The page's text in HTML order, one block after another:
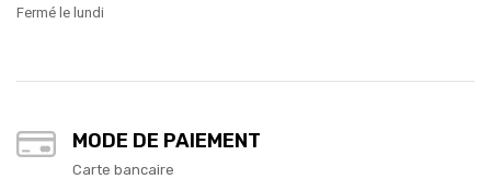
Fermé le lundi
MODE DE PAIEMENT
Carte bancaire